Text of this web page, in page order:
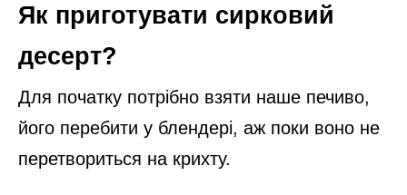
Як приготувати сирковий
десерт?
Для початку потрібно взяти наше печиво,
його перебити у блендері, аж поки воно не
перетвориться на крихту.